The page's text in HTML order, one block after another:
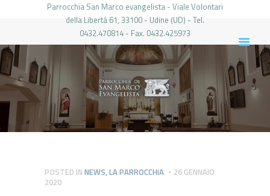
Parrocchia San Marco evangelista - Viale Volontari
della Libertá 61, 33100 - Udine (UD) - Tel.
0432.470814 - Fax. 0432.425973
PARROCCHIA DI SAN MARCO UDINE
HOME
LA PARROCCHIA
IL PARROCO
LE ATTIVITÀ
PIERABECH
FOTO E VIDEO
POSTED IN NEWS,LA PARROCCHIA
26 GENNAIO
2020